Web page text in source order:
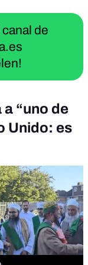
canal de
“uno de
Unido: es